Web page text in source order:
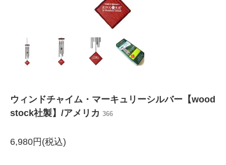
ウィンドチャイム・マーキュリーシルバー【wood
stock社製】/アメリカ 366
6,980円(税込)